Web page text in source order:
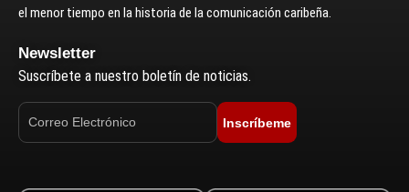
el menor tiempo en la historia de la comunicación caribeña.
Newsletter
Suscríbete a nuestro boletín de noticias.
Inscríbeme